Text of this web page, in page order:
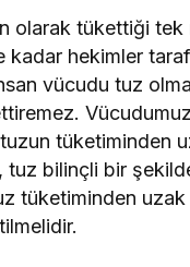
olarak tükettiği tek
kadar hekimler
vücudu tuz
tüketiminden
tuz bilinçli bir
tüketiminden uzak